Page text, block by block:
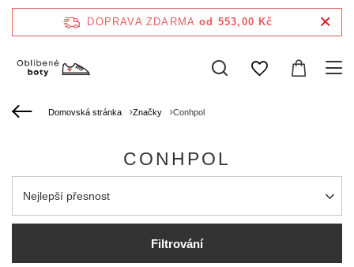
DOPRAVA ZDARMA od 553,00 Kč
Domovská stránka Značky Conhpol
CONHPOL
Zmień sortowanie
Nejlepší přesnost
Filtrování